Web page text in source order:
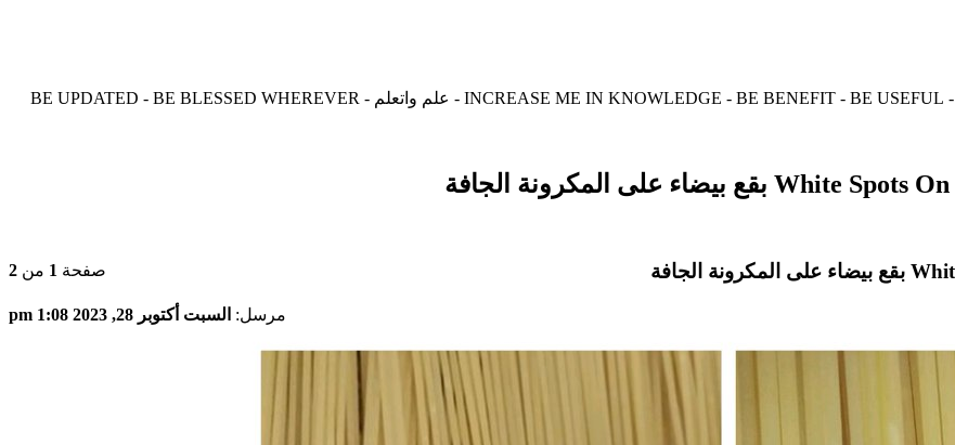
موقع زدنى علما zdny3lma - عالم بلا حدود من العلم و التعلم و المعرفة - INCREASE ME IN KNOWLEDGE - BE BENEFIT - BE USEFUL - علم واتعلم - BE UPDATED - BE BLESSED WHEREVER
صفحة 1 من 2
مرسل: السبت أكتوبر 28, 2023 1:08 pm